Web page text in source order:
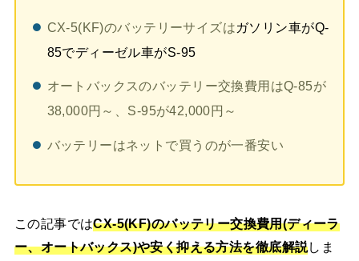
CX-5(KF)のバッテリーサイズはガソリン車がQ-
85でディーゼル車がS-95
オートバックスのバッテリー交換費用はQ-85が
38,000円～、S-95が42,000円～
バッテリーはネットで買うのが一番安い
この記事ではCX-5(KF)のバッテリー交換費用(ディーラ
ー、オートバックス)や安く抑える方法を徹底解説しま